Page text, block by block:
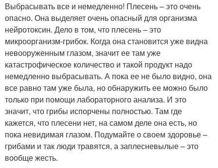
Выбрасывать все и немедленно! Плесень – это очень
опасно. Она выделяет очень опасный для организма
нейротоксин. Дело в том, что плесень – это
микроорганизм-грибок. Когда она становится уже видна
невооруженным глазом, значит ее там уже
катастрофическое количество и такой продукт надо
немедленно выбрасывать. А пока ее не было видно, она
все равно там уже была, но обнаружить ее можно было
только при помощи лабораторного анализа. И это
значит, что грибы испорчены полностью. Там где
кажется, что плесени нет, на самом деле она есть, но
пока невидимая глазом. Подумайте о своем здоровье –
грибами и так люди травятся, а заплесневылые – это
вообще жесть.